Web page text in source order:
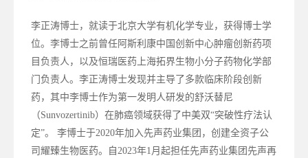
李正涛博士，就读于北京大学有机化学专业，获得博士学
位。李博士之前曾任阿斯利康中国创新中心肿瘤创新药项
目负责人，以及恒瑞医药上海拓界生物小分子药物化学部
门负责人。李正涛博士发现并主导了多款临床阶段创新
药，其中李博士作为第一发明人研发的舒沃替尼
（Sunvozertinib）在肺癌领域获得了中美双“突破性疗法认
定”。 李博士于2020年加入先声药业集团，创建全资子公
司耀臻生物医药。自2023年1月起担任先声药业集团先声再